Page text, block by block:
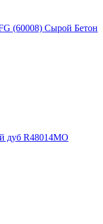
(60008) Сырой Бетон
дуб R48014MO